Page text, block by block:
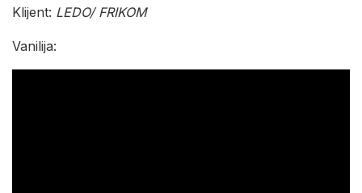
Klijent: LEDO/ FRIKOM
Vanilija: